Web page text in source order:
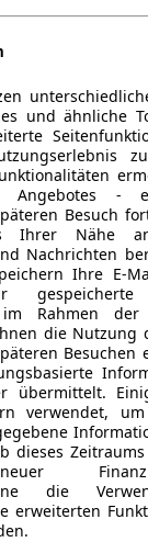
und ähnliche
Angebotes
Besuch
Ihrer Nähe
Nachrichten
Ihre E-
Rahmen der
die Nutzung
übermittelt.
verwendet,
dieses
die
erweiterten